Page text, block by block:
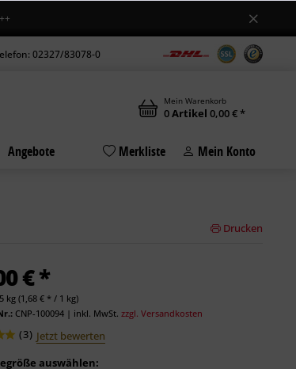
02327/83078-0
Mein Warenkorb
0Artikel 0,00 € *
Angebote Merkliste Mein Konto
Drucken
€ *
kg (1,68 € * / 1 kg)
CNP-100094| inkl. MwSt. zzgl. Versandkosten
(3) Jetzt bewerten
auswählen: